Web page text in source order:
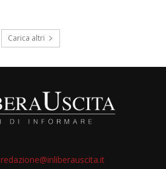
Carica altri
redazione@inliberauscita.it